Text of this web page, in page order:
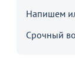
Напишем
Срочный